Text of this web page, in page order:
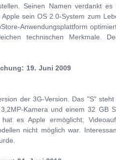
Seinen Namen verdankt
sein OS 2.0-System zum
Anwendungsplattform
technischen Merkmale.
19. Juni 2009
der 3G-Version. Das "S"
Kamera und einem 32 GB
hat es Apple ermöglicht,
nicht möglich war.